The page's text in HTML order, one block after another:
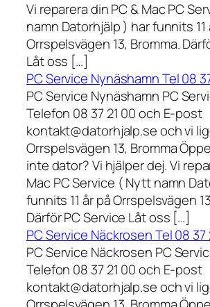
Vi reparera din PC & Mac PC
namn Datorhjälp ) har funnits 11
Orrspelsvägen 13, Bromma.
Låt oss […]
PC Service Nynäshamn Tel 08
PC Service Nynäshamn PC
Telefon 08 37 21 00 och E-post
kontakt@datorhjalp.se och vi
Orrspelsvägen 13, Bromma
inte dator? Vi hjälper dej. Vi
Mac PC Service ( Nytt namn
funnits 11 år på Orrspelsvägen
Därför PC Service Låt oss […]
PC Service Näckrosen Tel 08 37
PC Service Näckrosen PC
Telefon 08 37 21 00 och E-post
kontakt@datorhjalp.se och vi